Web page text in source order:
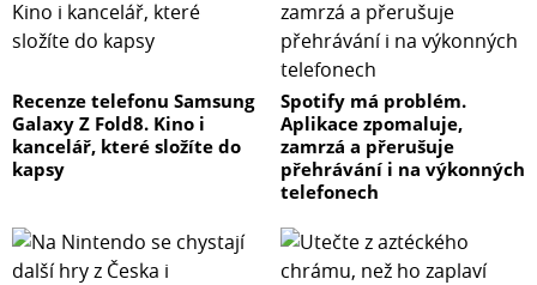
Recenze telefonu Samsung
Galaxy Z Fold8. Kino i
kancelář, které složíte do
kapsy
Spotify má problém.
Aplikace zpomaluje,
zamrzá a přerušuje
přehrávání i na výkonných
telefonech